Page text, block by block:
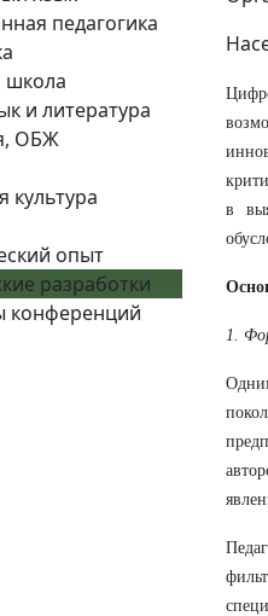
педагогика
школа
и литература
ОБЖ
культура
опыт
разработки
конференций
в
1.